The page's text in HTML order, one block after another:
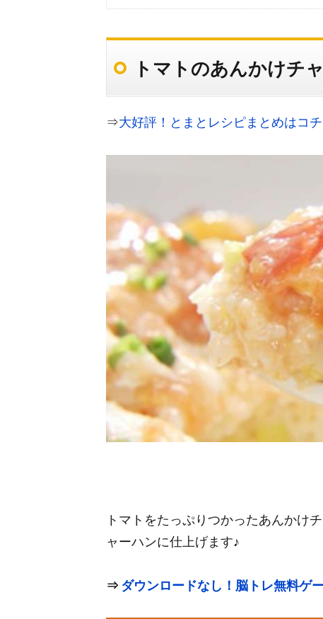
トマトのあんかけチ
⇒大好評！とまとレシピまとめはコ
トマトをたっぷりつかったあんかけ
ャーハンに仕上げます♪
⇒ダウンロードなし！脳トレ無料ゲ